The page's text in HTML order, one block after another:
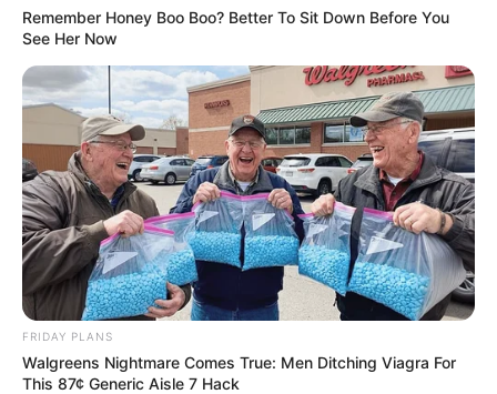
Remember Honey Boo Boo? Better To Sit Down Before You
See Her Now
FRIDAY PLANS
Walgreens Nightmare Comes True: Men Ditching Viagra For
This 87¢ Generic Aisle 7 Hack